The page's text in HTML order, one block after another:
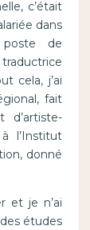
c’était
dans
poste de
cela, j’ai
fait
d’artiste-
l’Institut
donné
et je n’ai
études